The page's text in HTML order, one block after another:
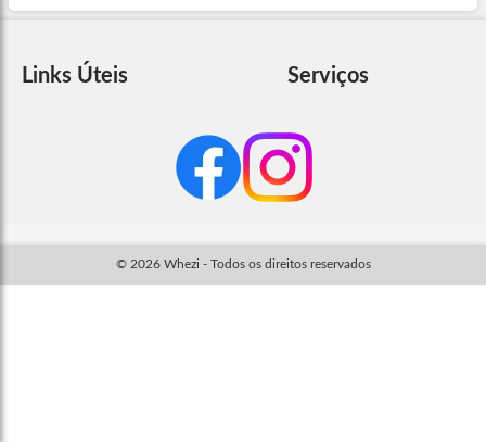
Links Úteis Serviços
© 2026 Whezi - Todos os direitos reservados